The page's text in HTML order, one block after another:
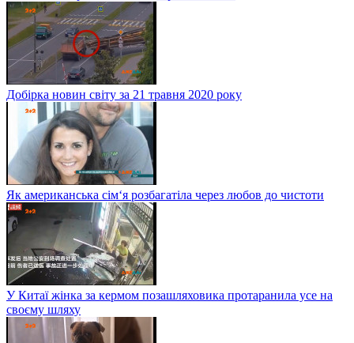
Добірка новин світу за 21 травня 2020 року
Як американська сім‘я розбагатіла через любов до чистоти
У Китаї жінка за кермом позашляховика протаранила усе на
своєму шляху